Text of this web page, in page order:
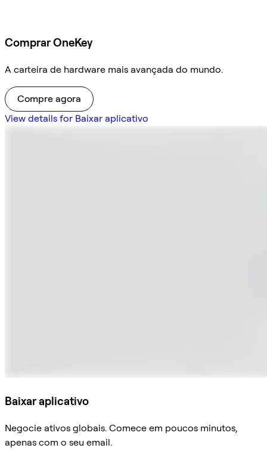
Comprar OneKey
A carteira de hardware mais avançada do mundo.
Compre agora
View details for Baixar aplicativo
Baixar aplicativo
Negocie ativos globais. Comece em poucos minutos,
apenas com o seu email.